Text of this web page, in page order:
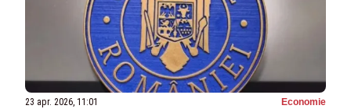
23 apr. 2026, 11:01 Economie